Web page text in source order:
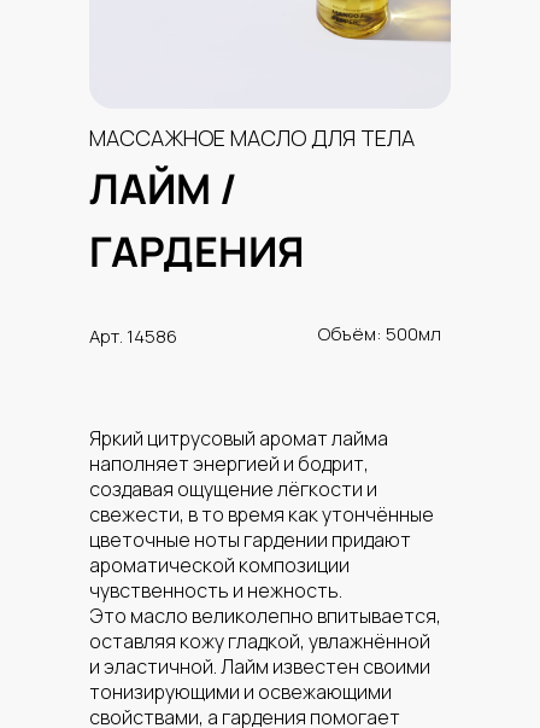
ЛАЙМ /
ГАРДЕНИЯ
МАССАЖНОЕ МАСЛО ДЛЯ ТЕЛА
Арт. 14586
Яркий цитрусовый аромат лайма
наполняет энергией и бодрит,
создавая ощущение лёгкости и
свежести, в то время как утончённые
цветочные ноты гардении придают
ароматической композиции
чувственность и нежность.
Это масло великолепно впитывается,
оставляя кожу гладкой, увлажнённой
и эластичной. Лайм известен своими
тонизирующими и освежающими
свойствами, а гардения помогает
Объём: 500мл